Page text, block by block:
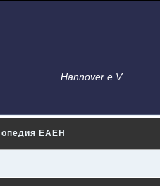
Hannover e.V.
ЕАЕН